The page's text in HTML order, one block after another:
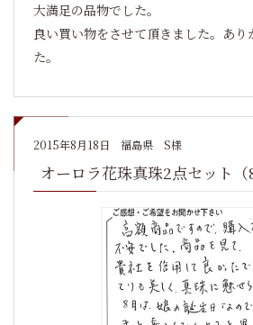
大満足の品物でした。
良い買い物をさせて頂きました。あり
た。
2015年8月18日 福島県 S様
オーロラ花珠真珠2点セット